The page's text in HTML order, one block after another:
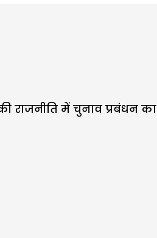
में चुनाव प्रबंधन का